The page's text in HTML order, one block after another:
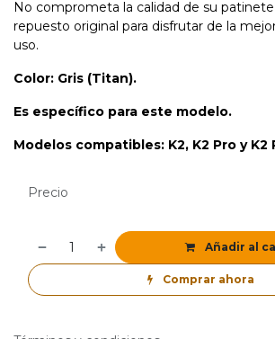
No comprometa la calidad de su
repuesto original para disfrutar de la
uso.
Color: Gris (Titan).
Es específico para este modelo.
Modelos compatibles: K2, K2 Pro y K2
Añadir al
Comprar ahora
Precio